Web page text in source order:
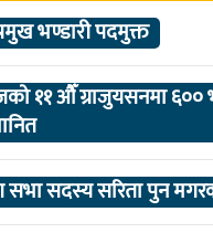
भण्डारी पदमुक्त
११ औँ ग्राजुयसनमा ६००
सभा सदस्य सरिता पुन